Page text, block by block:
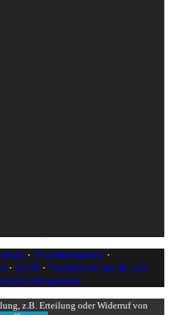
· Erstinformation ·
· AGB · Versicherer an die wir
z.B. Erteilung oder Widerruf von